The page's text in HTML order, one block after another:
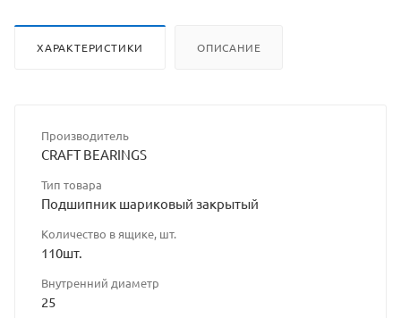
ХАРАКТЕРИСТИКИ ОПИСАНИЕ
Производитель
CRAFT BEARINGS
Тип товара
Подшипник шариковый закрытый
Количество в ящике, шт.
110шт.
Внутренний диаметр
25